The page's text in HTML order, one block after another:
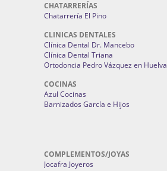
CHATARRERÍAS
Chatarrería El Pino
CLINICAS DENTALES
Clínica Dental Dr. Mancebo
Clínica Dental Triana
Ortodoncia Pedro Vázquez en Huelva
COCINAS
Azul Cocinas
Barnizados García e Hijos
COMPLEMENTOS/JOYAS
Jocafra Joyeros